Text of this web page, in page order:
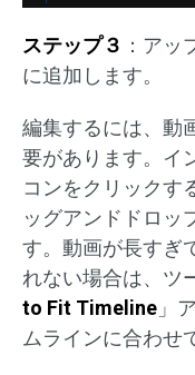
ステップ３ ：アッ
に追加します。
編集するには、動
要があります。イ
コンをクリックす
ッグアンドドロッ
す。動画が長すぎ
れない場合は、ツ
to Fit Timeline 」
ムラインに合わせ